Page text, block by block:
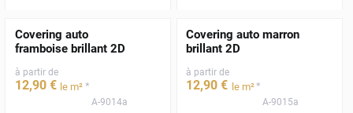
Covering auto
framboise brillant 2D
à partir de
12,90 € le m² *
A-9014a
Covering auto marron
brillant 2D
à partir de
12,90 € le m²*
A-9015a